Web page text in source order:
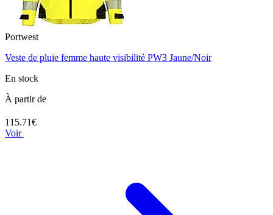
Portwest
Veste de pluie femme haute visibilité PW3 Jaune/Noir
En stock
À partir de
115.71€
Voir